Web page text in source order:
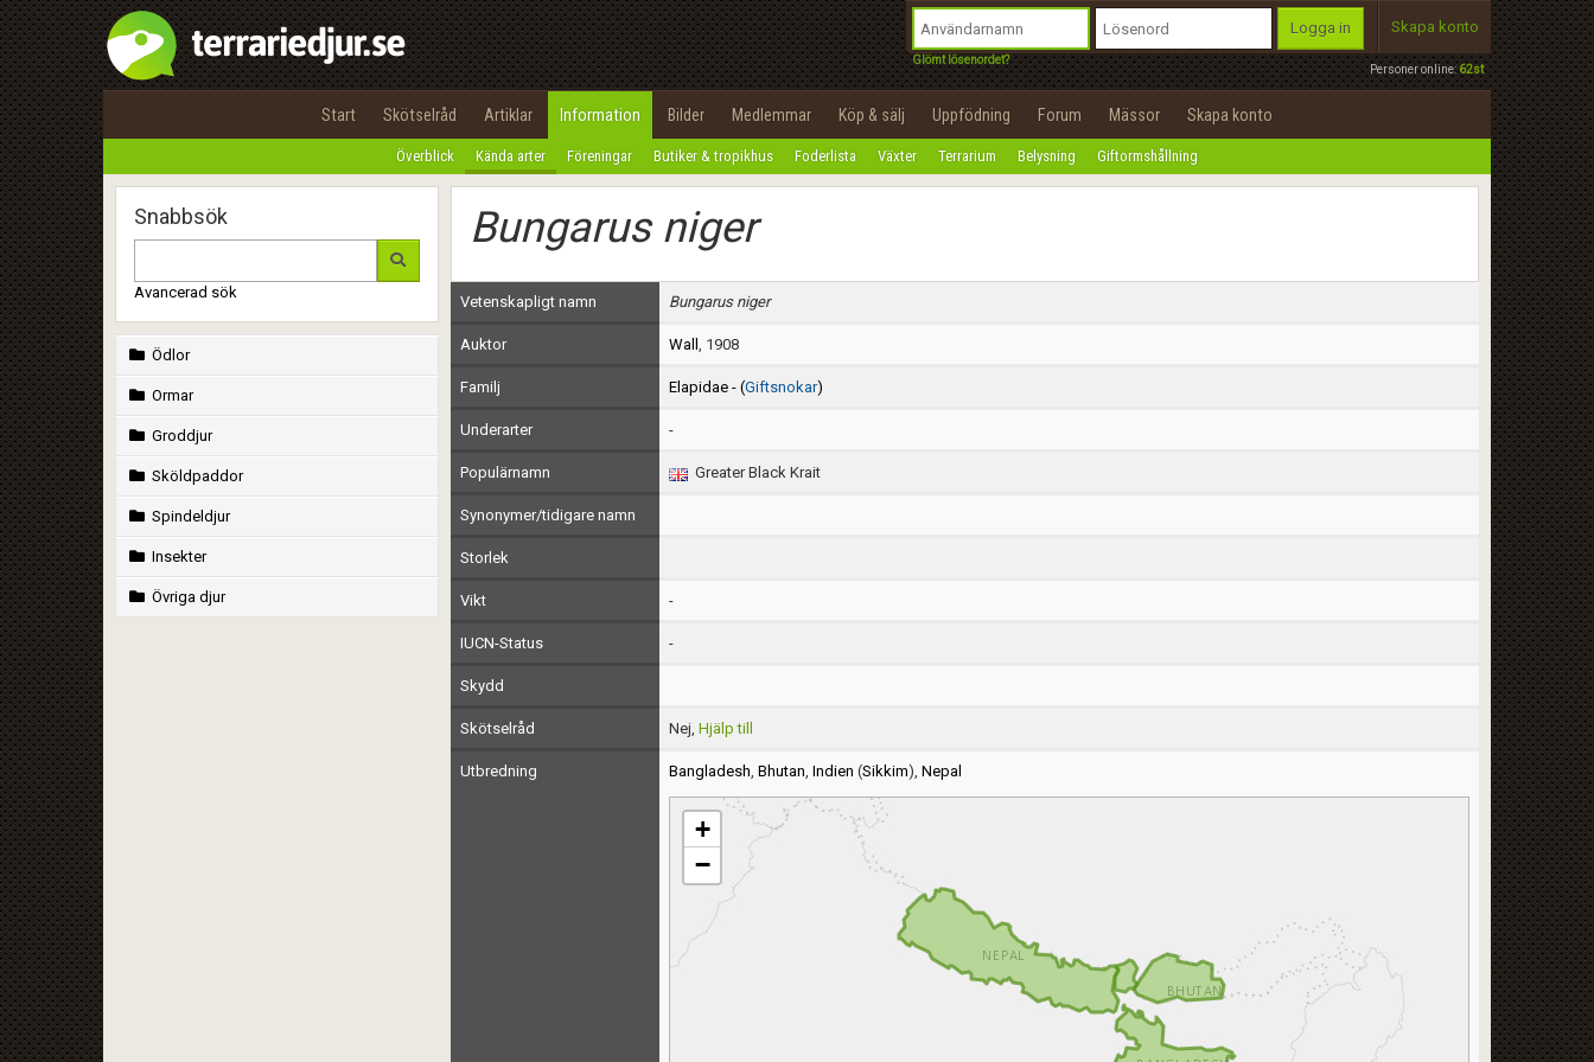
Personer online:62st
Logga in
Glömt lösenordet?
Skapa konto
Start Skötselråd Artiklar Information Bilder Medlemmar Köp & sälj Uppfödning Forum Mässor Skapa konto
Överblick Kända arter Föreningar Butiker & tropikhus Foderlista Växter Terrarium Belysning Giftormshållning
Snabbsök
Avancerad sök
Ödlor
Ormar
Groddjur
Sköldpaddor
Spindeldjur
Insekter
Övriga djur
Bungarus niger
Vetenskapligt namn Bungarus niger
Auktor Wall , 1908
Familj Elapidae - (Giftsnokar)
Underarter -
Populärnamn Greater Black Krait
Synonymer/tidigare namn
Storlek
Vikt -
IUCN-Status -
Skydd
Skötselråd Nej, Hjälp till
Utbredning Bangladesh, Bhutan, Indien (Sikkim), Nepal
+
−
Utför
100%
OK
integritetspolicy
Namn:
Epost:
Användarnamn:
Lösenord:
Privacy Policy
Terms of Service
Begär nytt lösenord
Tillbaka till förstasidan